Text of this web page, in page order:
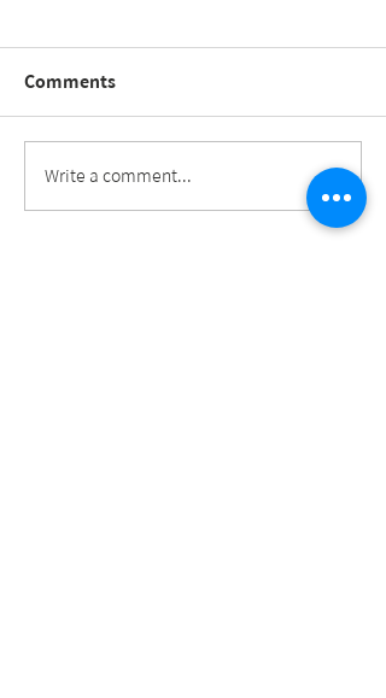
AI重塑AEC產業！萃思科
技發表 xModel Designer
Comments
Write a comment...